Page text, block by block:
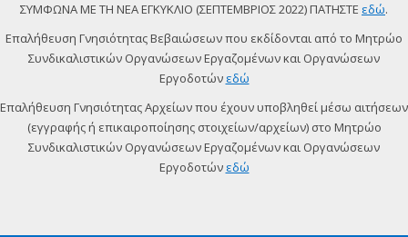
ΣΥΜΦΩΝΑ ΜΕ ΤΗ ΝΕΑ ΕΓΚΥΚΛΙΟ (ΣΕΠΤΕΜΒΡΙΟΣ 2022) ΠΑΤΗΣΤΕ εδώ.
Επαλήθευση Γνησιότητας Βεβαιώσεων που εκδίδονται από το Μητρώο
Συνδικαλιστικών Οργανώσεων Εργαζομένων και Οργανώσεων
Εργοδοτών εδώ
Επαλήθευση Γνησιότητας Αρχείων που έχουν υποβληθεί μέσω αιτήσεων
(εγγραφής ή επικαιροποίησης στοιχείων/αρχείων) στο Μητρώο
Συνδικαλιστικών Οργανώσεων Εργαζομένων και Οργανώσεων
Εργοδοτών εδώ